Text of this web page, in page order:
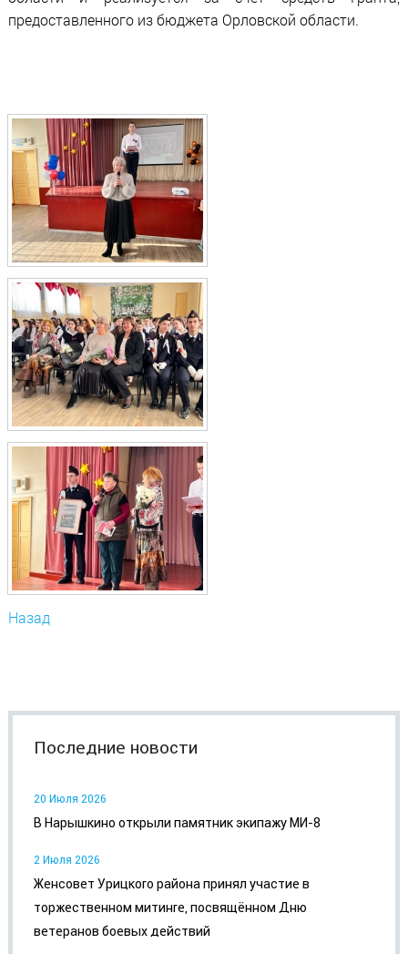
предоставленного из бюджета Орловской области.
Назад
Последние новости
20 Июля 2026
В Нарышкино открыли памятник экипажу МИ-8
2 Июля 2026
Женсовет Урицкого района принял участие в
торжественном митинге, посвящённом Дню
ветеранов боевых действий